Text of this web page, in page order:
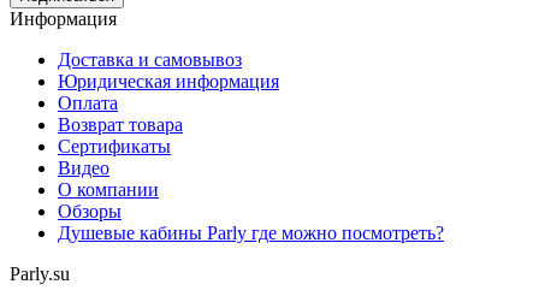
Информация
Доставка и самовывоз
Юридическая информация
Оплата
Возврат товара
Сертификаты
Видео
О компании
Обзоры
Душевые кабины Parly где можно посмотреть?
Parly.su